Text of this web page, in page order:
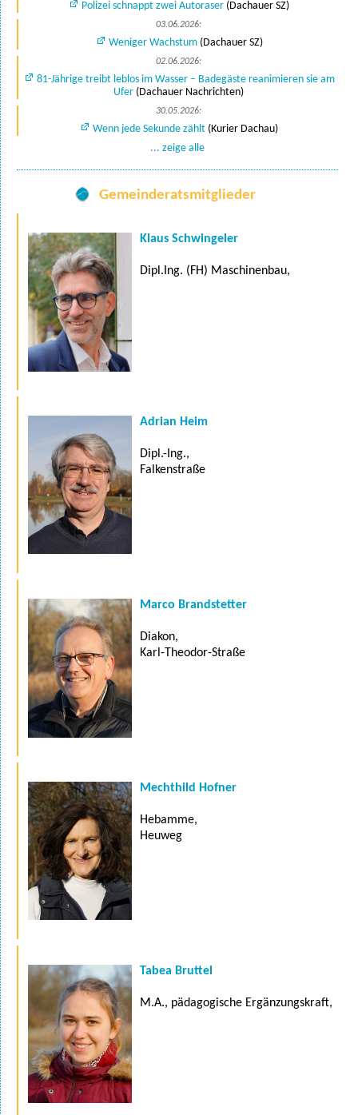
Polizei schnappt zwei Autoraser (Dachauer SZ)
03.06.2026:
Weniger Wachstum(Dachauer SZ)
02.06.2026:
81-Jährige treibt leblos im Wasser – Badegäste reanimieren sie am
Ufer(Dachauer Nachrichten)
30.05.2026:
Wenn jede Sekunde zählt (Kurier Dachau)
... zeige alle
Gemeinderatsmitglieder
Klaus Schwingeler
Dipl.Ing. (FH) Maschinenbau,
Adrian Heim
Dipl.-Ing.,
Falkenstraße
Marco Brandstetter
Diakon,
Karl-Theodor-Straße
Mechthild Hofner
Hebamme,
Heuweg
Tabea Bruttel
M.A., pädagogische Ergänzungskraft,